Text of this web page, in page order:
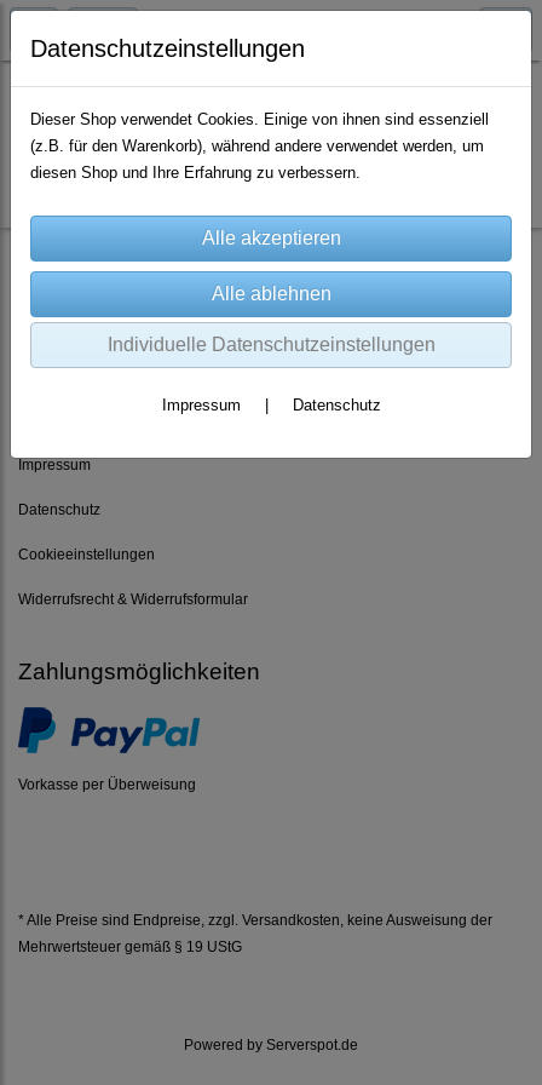
Es wurden leider keine Produkte gefunden.
Rechtliches
Impressum
Datenschutz
Cookieeinstellungen
Widerrufsrecht & Widerrufsformular
Zahlungsmöglichkeiten
Vorkasse per Überweisung
* Alle Preise sind Endpreise, zzgl. Versandkosten , keine Ausweisung der
Mehrwertsteuer gemäß § 19 UStG
Powered by Serverspot.de
Datenschutzeinstellungen
Dieser Shop verwendet Cookies. Einige von ihnen sind essenziell
(z.B. für den Warenkorb), während andere verwendet werden, um
diesen Shop und Ihre Erfahrung zu verbessern.
Individuelle Datenschutzeinstellungen
Impressum Datenschutz